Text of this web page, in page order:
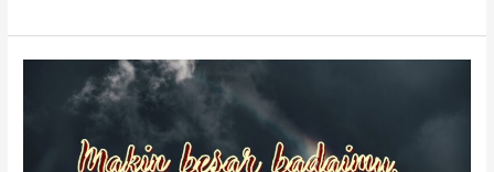
Melangkah
Bersama